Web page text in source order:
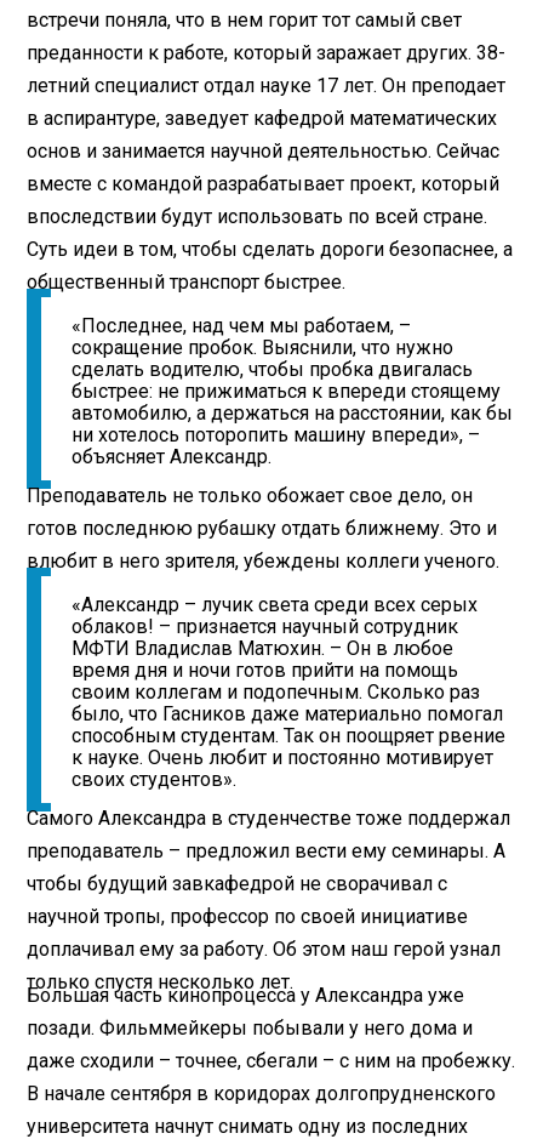
встречи поняла, что в нем горит тот самый свет
преданности к работе, который заражает других. 38-
летний специалист отдал науке 17 лет. Он преподает
в аспирантуре, заведует кафедрой математических
основ и занимается научной деятельностью. Сейчас
вместе с командой разрабатывает проект, который
впоследствии будут использовать по всей стране.
Суть идеи в том, чтобы сделать дороги безопаснее, а
общественный транспорт быстрее.
«Последнее, над чем мы работаем, –
сокращение пробок. Выяснили, что нужно
сделать водителю, чтобы пробка двигалась
быстрее: не прижиматься к впереди стоящему
автомобилю, а держаться на расстоянии, как бы
ни хотелось поторопить машину впереди», –
объясняет Александр.
Преподаватель не только обожает свое дело, он
готов последнюю рубашку отдать ближнему. Это и
влюбит в него зрителя, убеждены коллеги ученого.
«Александр – лучик света среди всех серых
облаков! – признается научный сотрудник
МФТИ Владислав Матюхин. – Он в любое
время дня и ночи готов прийти на помощь
своим коллегам и подопечным. Сколько раз
было, что Гасников даже материально помогал
способным студентам. Так он поощряет рвение
к науке. Очень любит и постоянно мотивирует
своих студентов».
Самого Александра в студенчестве тоже поддержал
преподаватель – предложил вести ему семинары. А
чтобы будущий завкафедрой не сворачивал с
научной тропы, профессор по своей инициативе
доплачивал ему за работу. Об этом наш герой узнал
только спустя несколько лет.
Большая часть кинопроцесса у Александра уже
позади. Фильммейкеры побывали у него дома и
даже сходили – точнее, сбегали – с ним на пробежку.
В начале сентября в коридорах долгопрудненского
университета начнут снимать одну из последних